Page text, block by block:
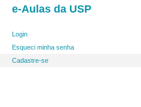
e-Aulas da USP
Login
Esqueci minha senha
Cadastre-se